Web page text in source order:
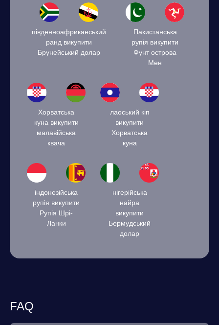
південноафриканський
ранд викупити
Брунейський долар
Пакистанська
рупія викупити
Фунт острова
Мен
Хорватська
куна викупити
малавійська
квача
лаоський кіп
викупити
Хорватська
куна
індонезійська
рупія викупити
Рупія Шрі-
Ланки
нігерійська
найра
викупити
Бермудський
долар
FAQ